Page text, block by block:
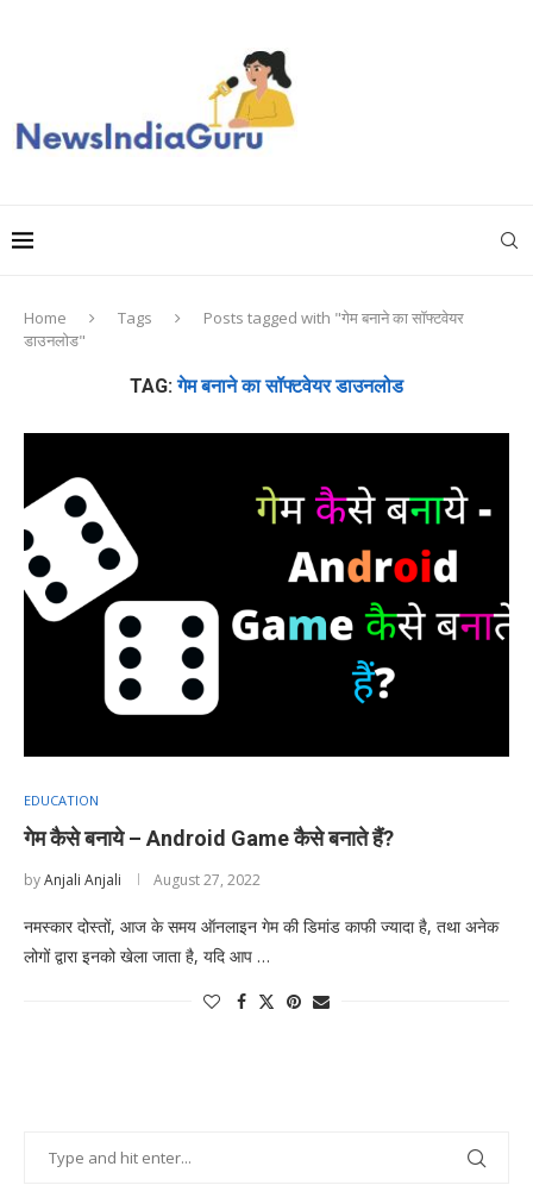
Home Tags
Posts tagged with "गेम बनाने का सॉफ्टवेयर
डाउनलोड"
TAG:गेम बनाने का सॉफ्टवेयर डाउनलोड
EDUCATION
गेम कैसे बनाये – Android Game कैसे बनाते हैं?
byAnjali Anjali August 27, 2022
नमस्कार दोस्तों, आज के समय ऑनलाइन गेम की डिमांड काफी ज्यादा है, तथा अनेक
लोगों द्वारा इनको खेला जाता है, यदि आप …